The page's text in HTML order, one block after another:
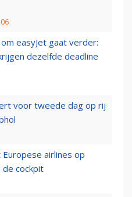
easyJet gaat verder:
dezelfde deadline
voor tweede dag op rij
airlines op
de cockpit